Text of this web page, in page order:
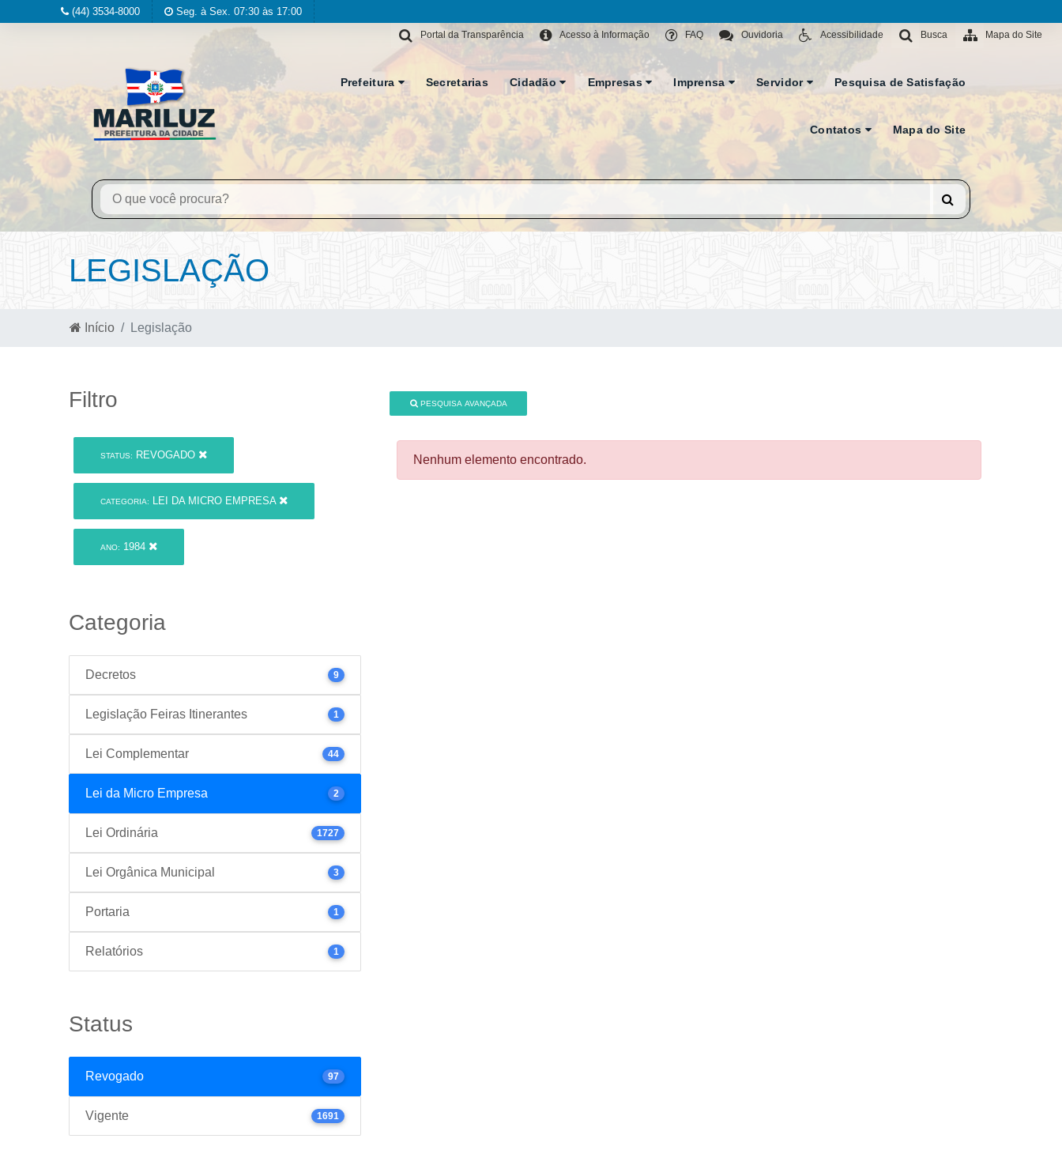
(44) 3534-8000 Seg. à Sex. 07:30 às 17:00
Mapa do Site
Busca
Acessibilidade
Ouvidoria
FAQ
Acesso à Informação
Portal da Transparência
Prefeitura Secretarias Cidadão Empresas Imprensa Servidor Pesquisa de Satisfação
Contatos Mapa do Site
LEGISLAÇÃO
Início Legislação
Filtro
STATUS: REVOGADO
CATEGORIA: LEI DA MICRO EMPRESA
ANO: 1984
Categoria
Decretos 9
Legislação Feiras Itinerantes 1
Lei Complementar 44
Lei da Micro Empresa 2
Lei Ordinária 1727
Lei Orgânica Municipal 3
Portaria 1
Relatórios 1
Status
Revogado 97
Vigente 1691
PESQUISA AVANÇADA
Nenhum elemento encontrado.